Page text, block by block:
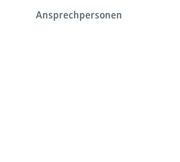
Ansprechpersonen